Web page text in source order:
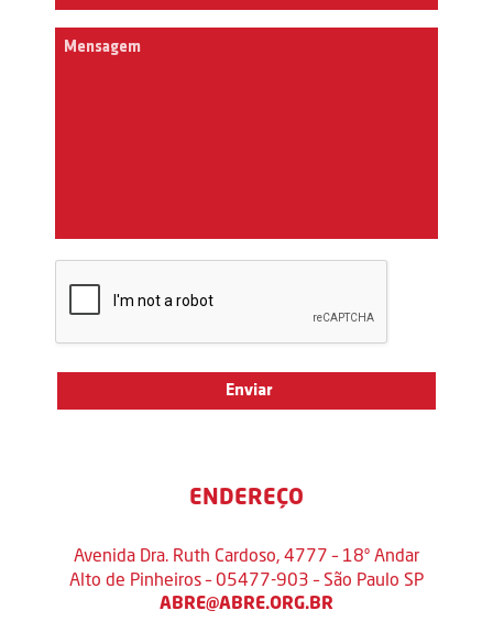
ENDEREÇO
Avenida Dra. Ruth Cardoso, 4777 – 18º Andar
Alto de Pinheiros – 05477-903 – São Paulo SP
ABRE@ABRE.ORG.BR